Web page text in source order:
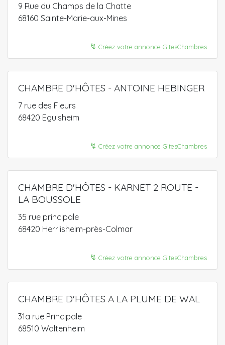
9 Rue du Champs de la Chatte
68160 Sainte-Marie-aux-Mines
↯ Créez votre annonce GitesChambres
CHAMBRE D'HÔTES - ANTOINE HEBINGER
7 rue des Fleurs
68420 Eguisheim
↯ Créez votre annonce GitesChambres
CHAMBRE D'HÔTES - KARNET 2 ROUTE -
LA BOUSSOLE
35 rue principale
68420 Herrlisheim-près-Colmar
↯ Créez votre annonce GitesChambres
CHAMBRE D'HÔTES A LA PLUME DE WAL
31a rue Principale
68510 Waltenheim